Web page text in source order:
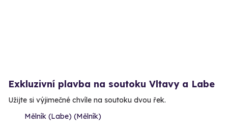
Exkluzivní plavba na soutoku Vltavy a Labe
Užijte si výjimečné chvíle na soutoku dvou řek.
Mělník (Labe) (Mělník)